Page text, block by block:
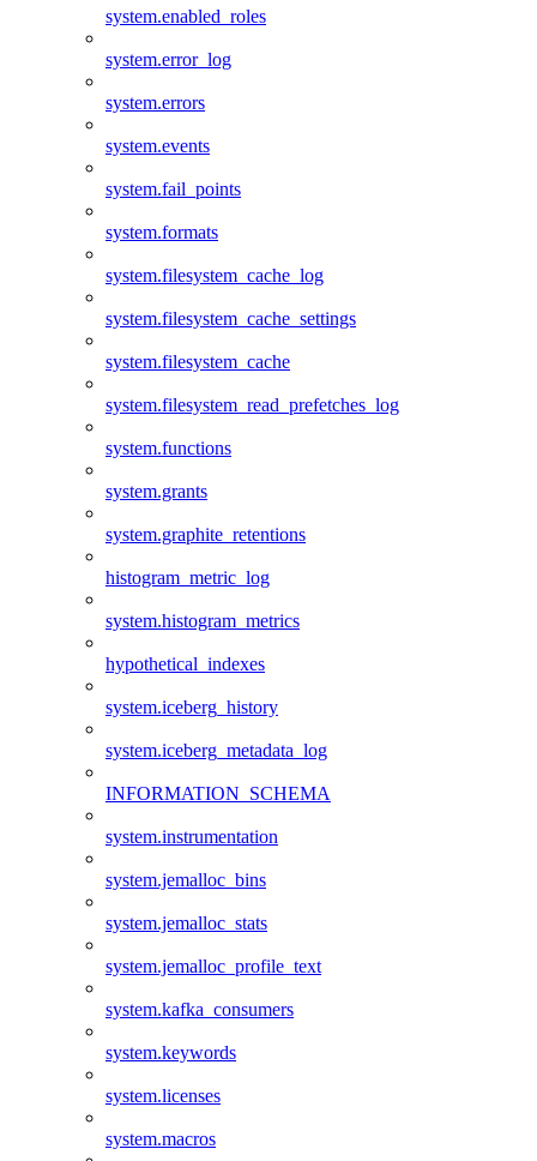
system.enabled_roles
system.error_log
system.errors
system.events
system.fail_points
system.formats
system.filesystem_cache_log
system.filesystem_cache_settings
system.filesystem_cache
system.filesystem_read_prefetches_log
system.functions
system.grants
system.graphite_retentions
histogram_metric_log
system.histogram_metrics
hypothetical_indexes
system.iceberg_history
system.iceberg_metadata_log
INFORMATION_SCHEMA
system.instrumentation
system.jemalloc_bins
system.jemalloc_stats
system.jemalloc_profile_text
system.kafka_consumers
system.keywords
system.licenses
system.macros